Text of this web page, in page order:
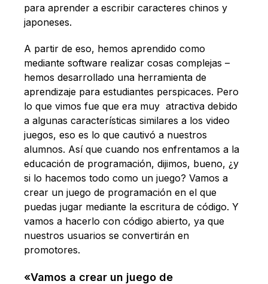
para aprender a escribir caracteres chinos y
japoneses.
A partir de eso, hemos aprendido como
mediante software realizar cosas complejas –
hemos desarrollado una herramienta de
aprendizaje para estudiantes perspicaces. Pero
lo que vimos fue que era muy atractiva debido
a algunas características similares a los video
juegos, eso es lo que cautivó a nuestros
alumnos. Así que cuando nos enfrentamos a la
educación de programación, dijimos, bueno, ¿y
si lo hacemos todo como un juego? Vamos a
crear un juego de programación en el que
puedas jugar mediante la escritura de código. Y
vamos a hacerlo con código abierto, ya que
nuestros usuarios se convertirán en
promotores.
«Vamos a crear un juego de